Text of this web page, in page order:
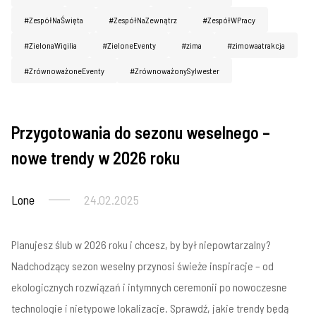
#ZespółNaŚwięta #ZespółNaZewnątrz #ZespółWPracy
#ZielonaWigilia #ZieloneEventy #zima #zimowaatrakcja
#ZrównoważoneEventy #ZrównoważonySylwester
Wesela
Przygotowania do sezonu weselnego –
nowe trendy w 2026 roku
Lone 24.02.2025
Planujesz ślub w 2026 roku i chcesz, by był niepowtarzalny?
Nadchodzący sezon weselny przynosi świeże inspiracje – od
ekologicznych rozwiązań i intymnych ceremonii po nowoczesne
technologie i nietypowe lokalizacje. Sprawdź, jakie trendy będą